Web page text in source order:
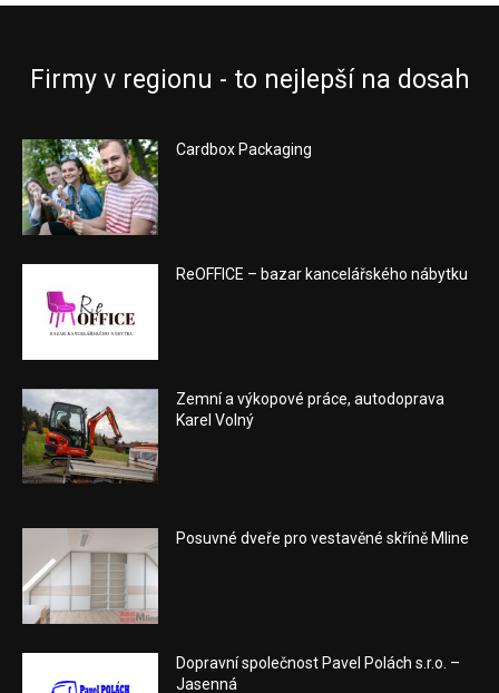
Firmy v regionu - to nejlepší na dosah
Cardbox Packaging
ReOFFICE – bazar kancelářského nábytku
Zemní a výkopové práce, autodoprava
Karel Volný
Posuvné dveře pro vestavěné skříně Mline
Dopravní společnost Pavel Polách s.r.o. –
Jasenná